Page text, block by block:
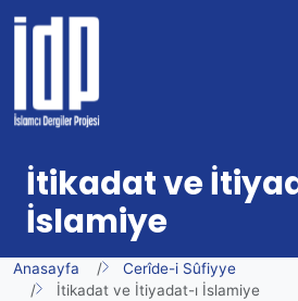
İtikadat ve
İslamiye
Anasayfa
Cerîde-i Sûfiyye
İtikadat ve İtiyadat-ı İslamiye